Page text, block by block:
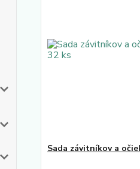
Sada závitníkov a